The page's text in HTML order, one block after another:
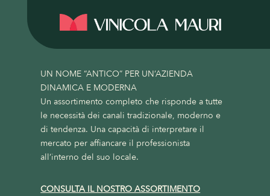
UN NOME “ANTICO” PER UN’AZIENDA
DINAMICA E MODERNA
Un assortimento completo che risponde a tutte
le necessità dei canali tradizionale, moderno e
di tendenza. Una capacità di interpretare il
mercato per affiancare il professionista
all’interno del suo locale.
CONSULTA IL NOSTRO ASSORTIMENTO